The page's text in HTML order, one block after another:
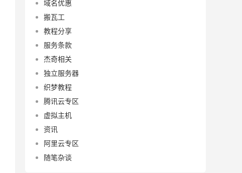
域名优惠
搬瓦工
教程分享
服务条款
杰奇相关
独立服务器
织梦教程
腾讯云专区
虚拟主机
资讯
阿里云专区
随笔杂谈